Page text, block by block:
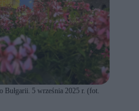
Bułgarii. 5 września 2025 r. (fot.